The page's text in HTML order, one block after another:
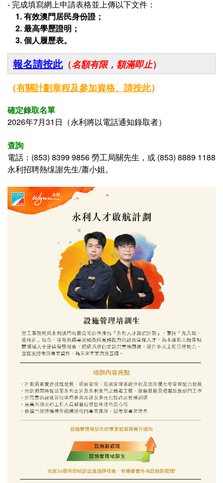
- 完成填寫網上申請表格並上傳以下文件：
1. 有效澳門居民身份證；
2.最高學歷證明；
3. 個人履歷表。
報名請按此（名額有限，額滿即止）
（有關計劃章程及參加資格、 請按此）
確定錄取名單
2026年7月31日（永利將以電話通知錄取者）
查詢
電話： (853) 8399 9856 勞工局關先生，或 (853) 8889 1188
永利招聘熱缐謝先生/蕭小姐。